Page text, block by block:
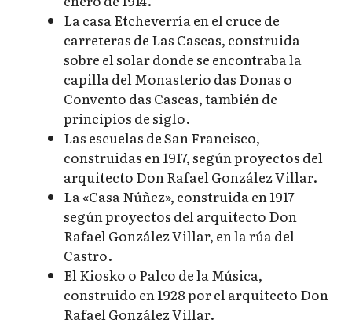
La casa Etcheverría en el cruce de
carreteras de Las Cascas, construida
sobre el solar donde se encontraba la
capilla del Monasterio das Donas o
Convento das Cascas, también de
principios de siglo.
Las escuelas de San Francisco,
construidas en 1917, según proyectos del
arquitecto Don Rafael González Villar.
La «Casa Núñez», construida en 1917
según proyectos del arquitecto Don
Rafael González Villar, en la rúa del
Castro.
El Kiosko o Palco de la Música,
construido en 1928 por el arquitecto Don
Rafael González Villar.